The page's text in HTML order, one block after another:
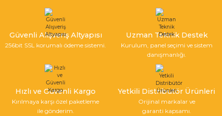
jel akülere
ve diğer kurşun-asit türlerine göre her alanda ezici bir
Olağanüstü Uzun Döngü Ömrü:
Lityum akülerin en büyük avantajıdır. Jel
akülerin sunduğu döngünün 4-5 katına çıkarak, doğru kullanımda6000 ve üzeri
şarj-deşarj döngüsüsunarlar. Bu, sisteminizin kalbi olan akü grubunuz için15 yılı
Lityum akülerin Deşarj Derinliği
(Depth of Discharge - DoD) %90-100 seviyesindedir. Bu, etiketinde yazan kapasitenin
neredeyse tamamını güvenle kullanabileceğiniz anlamına gelir. Geleneksel jel
akülerde bu oran %50-60 ile sınırlıdır. Basit bir deyişle,
100Ah bir lityum akü,
neredeyse 200Ah bir jel akünün kullanılabilir enerjisini sunar.
Yüksek Verimlilik: Şarj ve deşarj sırasındaki enerji kaybı, jel akülere göre çok daha
azdır (%95'in üzerinde verimlilik). Bu, güneş panellerinizden ürettiğiniz değerli
enerjinin daha fazlasını depolayıp kullanabilmeniz demektir.
Güvenli Alışveriş Altyapısı
256bit SSL korumalı ödeme sistemi.
Uzman Teknik Destek
Kurulum, panel seçimi ve sistem
danışmanlığı.
Hızlı ve Güvenli Kargo
Kırılmaya karşı özel paketleme
ile gönderim.
Yetkili Distribütör Ürünleri
Orijinal markalar ve
garanti kapsamı.